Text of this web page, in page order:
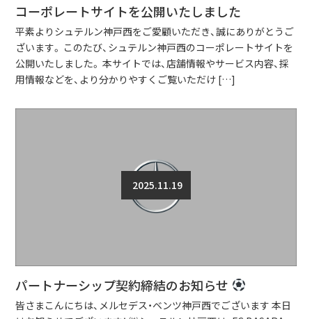
コーポレートサイトを公開いたしました
平素よりシュテルン神戸西をご愛顧いただき、誠にありがとうご
ざいます。 このたび、シュテルン神戸西のコーポレートサイトを
公開いたしました。 本サイトでは、店舗情報やサービス内容、採
用情報などを、より分かりやすくご覧いただけ […]
2025.11.19
パートナーシップ契約締結のお知らせ
皆さまこんにちは、メルセデス・ベンツ神戸西でございます 本日